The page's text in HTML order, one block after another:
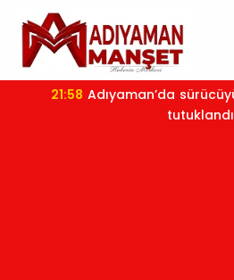
21:58
tutuklandı